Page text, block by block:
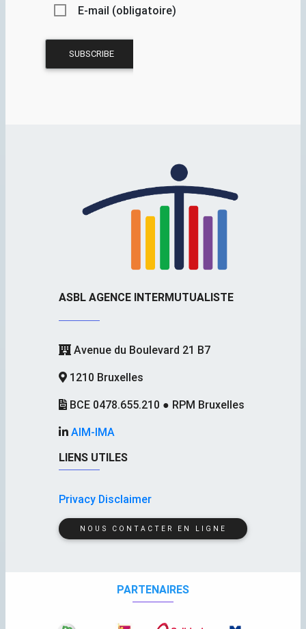
E-mail (obligatoire)
ASBL AGENCE INTERMUTUALISTE
Avenue du Boulevard 21 B7
1210 Bruxelles
BCE 0478.655.210 ● RPM Bruxelles
AIM-IMA
LIENS UTILES
Privacy Disclaimer
NOUS CONTACTER EN LIGNE
PARTENAIRES